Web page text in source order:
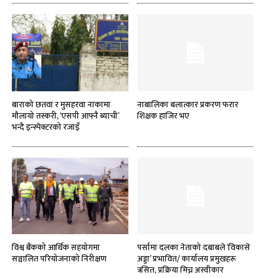
बाराको छतवा र मुसहरवा नाकामा
मौलायो तस्करी, ‘एसपी आफ्नै ब्याची’
भन्दै इन्स्पेक्टरको रजाइँ
नाबालिका बलात्कार प्रकरण फरार
शिक्षक हाजिर भए
विश्व बैंकको आर्थिक सहयोगमा
सञ्चालित परियोजनाको निरीक्षण
पर्सामा दलका नेताको दबाबले ‘विकासे
अड्डा’ प्रभावित/ कार्यालय प्रमुखहरू
त्रसित, प्रक्रिया मिच्न अस्वीकार